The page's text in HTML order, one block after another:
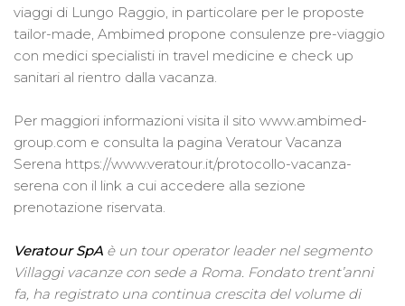
viaggi di Lungo Raggio, in particolare per le proposte
tailor-made, Ambimed propone consulenze pre-viaggio
con medici specialisti in travel medicine e check up
sanitari al rientro dalla vacanza.
Per maggiori informazioni visita il sito www.ambimed-
group.com e consulta la pagina Veratour Vacanza
Serena https://www.veratour.it/protocollo-vacanza-
serena con il link a cui accedere alla sezione
prenotazione riservata.
Veratour SpA è un tour operator leader nel segmento
Villaggi vacanze con sede a Roma. Fondato trent’anni
fa, ha registrato una continua crescita del volume di